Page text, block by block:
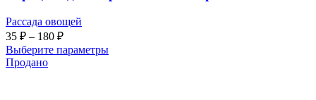
Рассада овощей
35 ₽ – 180 ₽
Выберите параметры
Продано